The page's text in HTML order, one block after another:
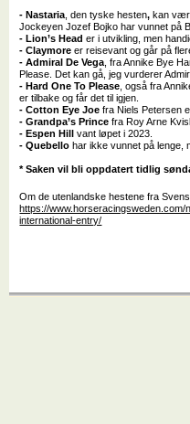
- Nastaria , den tyske hesten, kan
Jockeyen Jozef Bojko har vunnet på
- Lion’s Head er i utvikling, men
- Claymore er reisevant og går på
- Admiral De Vega , fra Annike Bye
Please. Det kan gå, jeg vurderer
- Hard One To Please , også fra
er tilbake og får det til igjen.
- Cotton Eye Joe fra Niels Petersen
- Grandpa’s Prince fra Roy Arne
- Espen Hill vant løpet i 2023.
- Quebello har ikke vunnet på lenge,
* Saken vil bli oppdatert tidlig
Om de utenlandske hestene fra
https://
international-entry/